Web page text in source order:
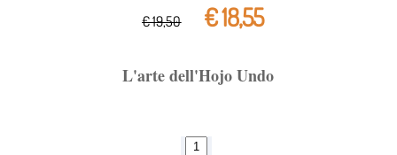
€ 19,50 € 18,55
L'arte dell'Hojo Undo